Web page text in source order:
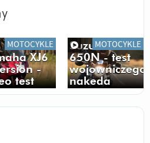
XJ6
-
test
MOTOCYKLE
Suzuki SV
650N - test
wojowniczego
nakeda
MOTOCYKLE